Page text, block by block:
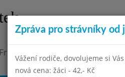
Palackého,
Zpráva pro strávníky od
Vážení rodiče, dovolujeme si
nová cena: žáci - 42,- Kč